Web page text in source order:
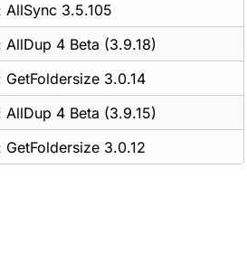
AllSync 3.5.105
AllDup 4 Beta (3.9.18)
GetFoldersize 3.0.14
AllDup 4 Beta (3.9.15)
GetFoldersize 3.0.12